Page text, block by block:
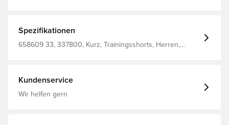
Spezifikationen
658609 33, 337800, Kurz, Trainingsshorts, Herren,
Kundenservice
Wir helfen gern